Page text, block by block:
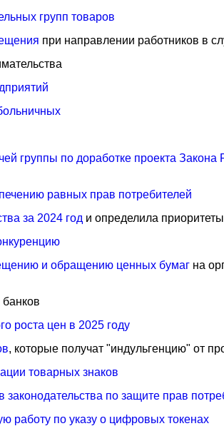
групп товаров
при направлении работников в
группы по доработке проекта
равных прав потребителей
за 2024 год и определила
и обращению ценных бумаг на
банков
роста цен в 2025 году
, которые получат "индульгенцию" от
товарных знаков
по защите прав
работу по указу о цифровых токенах